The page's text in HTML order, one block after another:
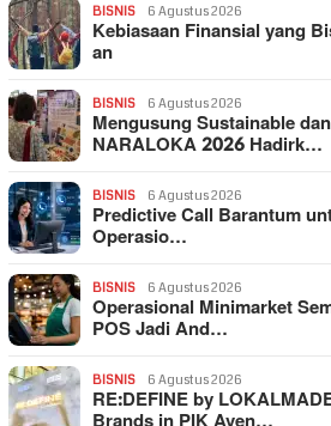
BISNIS 6 Agustus 2026
Kebiasaan Finansial yang
an
BISNIS 6 Agustus 2026
Mengusung Sustainable
NARALOKA 2026 Hadirk…
BISNIS 6 Agustus 2026
Predictive Call Barantum
Operasio…
BISNIS 6 Agustus 2026
Operasional Minimarket
POS Jadi And…
BISNIS 6 Agustus 2026
RE:DEFINE by